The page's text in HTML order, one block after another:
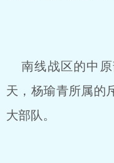
南线战区的中原
天，杨瑜青所属的
大部队。